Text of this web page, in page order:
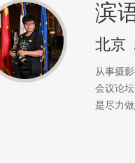
滨
北京
从事摄
会议论
是尽力